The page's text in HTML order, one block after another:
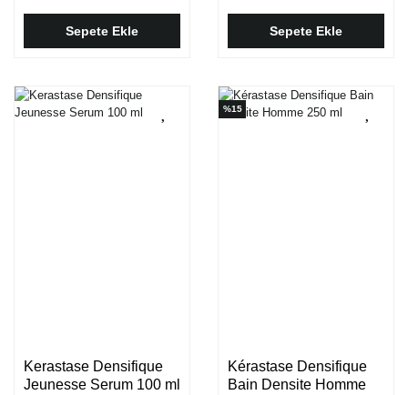
Sepete Ekle Sepete Ekle
Kerastase Densifique
Jeunesse Serum 100 ml
%15
Kérastase Densifique
Bain Densite Homme